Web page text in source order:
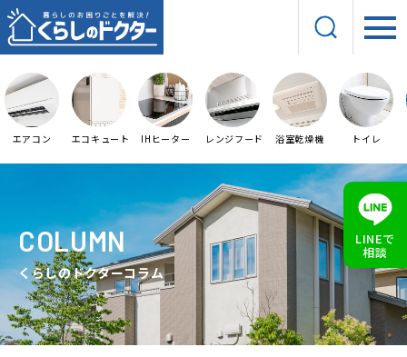
エアコン エコキュート IHヒーター レンジフード 浴室乾燥機 トイレ
COLUMN
くらしのドクターコラム
LINEで
相談